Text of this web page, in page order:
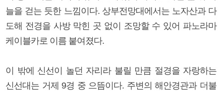
늘을 걷는 듯한 느낌이다. 상부전망대에서는 노자산과 다
도해 전경을 사방 막힌 곳 없이 조망할 수 있어 파노라마
케이블카로 이름 붙여졌다.
이 밖에 신선이 놀던 자리라 불릴 만큼 절경을 자랑하는
신선대는 거제 9경 중 으뜸이다. 주변의 해안경관과 더불